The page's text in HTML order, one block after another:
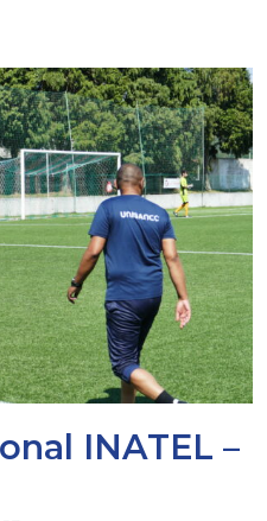
INATEL –